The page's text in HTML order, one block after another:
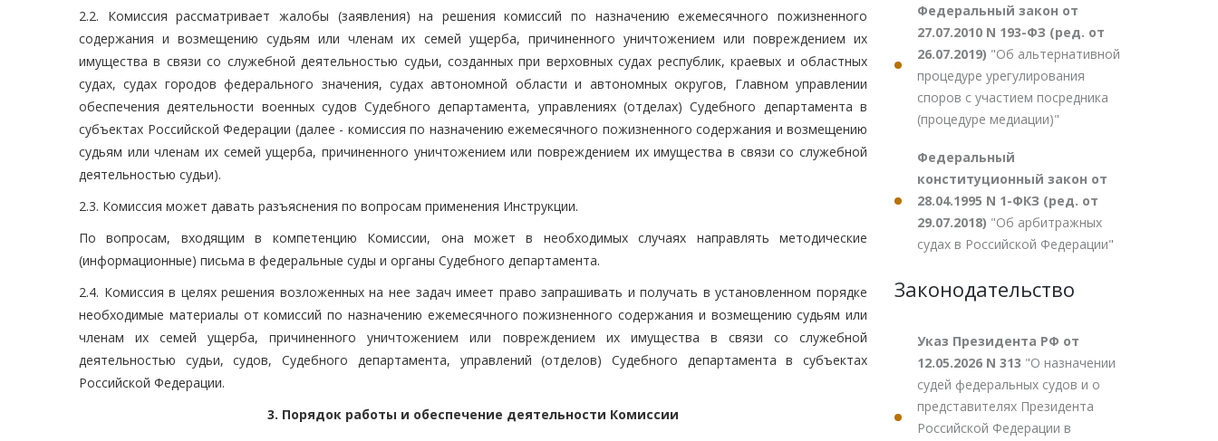
2.2. Комиссия рассматривает жалобы (заявления) на решения комиссий по назначению ежемесячного пожизненного
содержания и возмещению судьям или членам их семей ущерба, причиненного уничтожением или повреждением их
имущества в связи со служебной деятельностью судьи, созданных при верховных судах республик, краевых и областных
судах, судах городов федерального значения, судах автономной области и автономных округов, Главном управлении
обеспечения деятельности военных судов Судебного департамента, управлениях (отделах) Судебного департамента в
субъектах Российской Федерации (далее - комиссия по назначению ежемесячного пожизненного содержания и возмещению
судьям или членам их семей ущерба, причиненного уничтожением или повреждением их имущества в связи со служебной
деятельностью судьи).
2.3. Комиссия может давать разъяснения по вопросам применения Инструкции.
По вопросам, входящим в компетенцию Комиссии, она может в необходимых случаях направлять методические
(информационные) письма в федеральные суды и органы Судебного департамента.
2.4. Комиссия в целях решения возложенных на нее задач имеет право запрашивать и получать в установленном порядке
необходимые материалы от комиссий по назначению ежемесячного пожизненного содержания и возмещению судьям или
членам их семей ущерба, причиненного уничтожением или повреждением их имущества в связи со служебной
деятельностью судьи, судов, Судебного департамента, управлений (отделов) Судебного департамента в субъектах
Российской Федерации.
3. Порядок работы и обеспечение деятельности Комиссии
Федеральный закон от
27.07.2010 N 193-ФЗ (ред. от
26.07.2019) "Об альтернативной
процедуре урегулирования
споров с участием посредника
(процедуре медиации)"
Федеральный
конституционный закон от
28.04.1995 N 1-ФКЗ (ред. от
29.07.2018) "Об арбитражных
судах в Российской Федерации"
Законодательство
Указ Президента РФ от
12.05.2026 N 313 "О назначении
судей федеральных судов и о
представителях Президента
Российской Федерации в